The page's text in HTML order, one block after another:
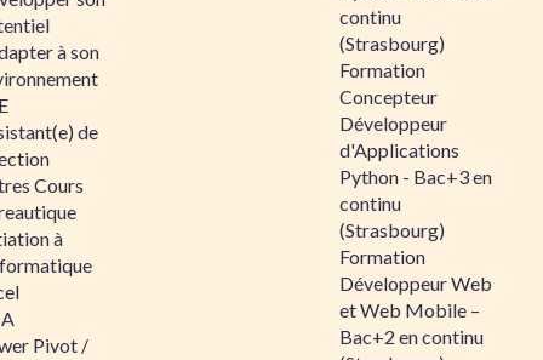
à son
de
Cours
à
Pivot /
continu
(Strasbourg)
Formation
Concepteur
Développeur
d'Applications
Python - Bac+3 en
continu
(Strasbourg)
Formation
Développeur Web
et Web Mobile –
Bac+2 en continu